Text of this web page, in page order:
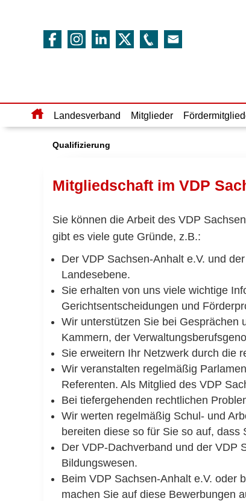
HomeLandesverband Mitglieder
Qualifizierung
Mitgliedschaft im VDP
Sie können die Arbeit des VDP
gibt es viele gute Gründe, z.B.:
Der VDP Sachsen-Anhalt e.V. und
Landesebene.
Sie erhalten von uns viele wichtige
Gerichtsentscheidungen und
Wir unterstützen Sie bei Gesprächen
Kammern, der
Sie erweitern Ihr Netzwerk durch die
Wir veranstalten regelmäßig
Referenten. Als Mitglied des VDP
Bei tiefergehenden rechtlichen
Wir werten regelmäßig Schul- und
bereiten diese so für Sie so auf,
Der VDP-Dachverband und der VDP
Bildungswesen.
Beim VDP Sachsen-Anhalt e.V. oder
machen Sie auf diese Bewerbungen